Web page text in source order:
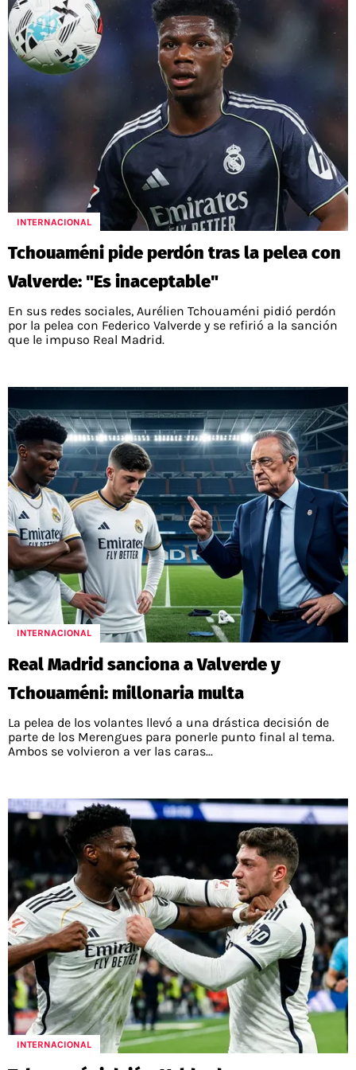
INTERNACIONAL
Tchouaméni pide perdón tras la pelea con
Valverde: "Es inaceptable"
En sus redes sociales, Aurélien Tchouaméni pidió perdón
por la pelea con Federico Valverde y se refirió a la sanción
que le impuso Real Madrid.
INTERNACIONAL
Real Madrid sanciona a Valverde y
Tchouaméni: millonaria multa
La pelea de los volantes llevó a una drástica decisión de
parte de los Merengues para ponerle punto final al tema.
Ambos se volvieron a ver las caras...
INTERNACIONAL